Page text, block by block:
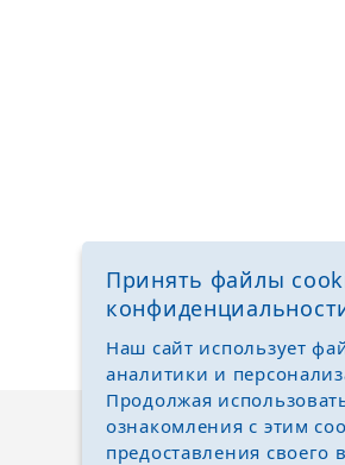
Принять файлы
Наш сайт использует
аналитики и
Продолжая
ознакомления с этим
предоставления своего